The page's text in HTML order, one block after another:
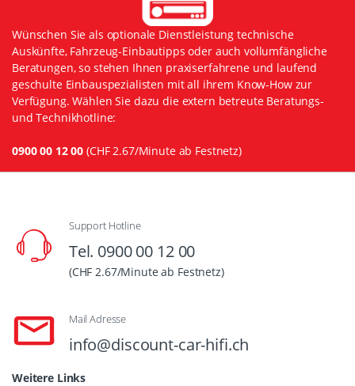
Wünschen Sie als optionale Dienstleistung technische
Auskünfte, Fahrzeug-Einbautipps oder auch vollumfängliche
Beratungen, so stehen Ihnen praxiserfahrene und laufend
geschulte Einbauspezialisten mit all ihrem Know-How zur
Verfügung. Wählen Sie dazu die extern betreute Beratungs-
und Technikhotline:
0900 00 12 00 (CHF 2.67/Minute ab Festnetz)
Support Hotline
Tel. 0900 00 12 00
(CHF 2.67/Minute ab Festnetz)
Mail Adresse
info@discount-car-hifi.ch
Weitere Links